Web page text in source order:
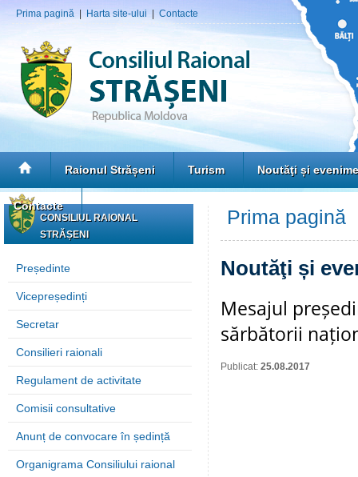
Prima pagină Harta site-ului Contacte
Raionul Strășeni Turism Noutăţi și
Contacte
CONSILIUL RAIONAL
STRĂȘENI
Președinte
Vicepreședinți
Secretar
Consilieri raionali
Regulament de activitate
Comisii consultative
Anunț de convocare în ședință
Organigrama Consiliului raional
Prima pagină
Noutăţi și
Mesajul
sărbătorii
Publicat: 25.08.2017